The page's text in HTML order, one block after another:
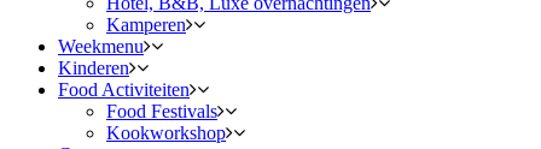
Kamperen
Weekmenu
Kinderen
Food Activiteiten
Food Festivals
Kookworkshop